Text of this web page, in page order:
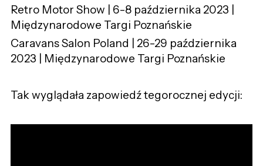
Retro Motor Show | 6-8 października 2023 |
Międzynarodowe Targi Poznańskie
Caravans Salon Poland | 26-29 października
2023 | Międzynarodowe Targi Poznańskie
Tak wyglądała zapowiedź tegorocznej edycji: